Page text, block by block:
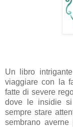
Un libro
viaggiare con la
fatte di severe
dove le insidie si
sempre stare
sembrano